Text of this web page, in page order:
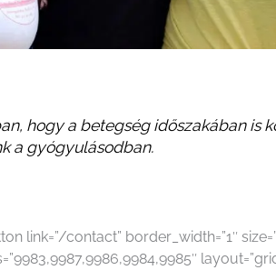
hogy a betegség időszakában is
a gyógyulásodban.
link=”/contact” border_width=”1″